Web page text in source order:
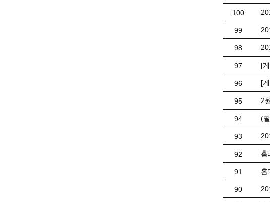
100
99
98
97 [
96 [
95 2
94 (
93
92 홈
91 홈
90